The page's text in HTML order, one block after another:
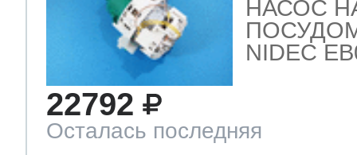
НАСОС
NIDEC
22792
Осталась последняя